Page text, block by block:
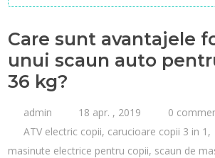
Care sunt avantajele
unui scaun auto
36 kg?
admin 18 apr. , 2019 0
ATV electric copii, carucioare copii 3 in 1 ,
masinute electrice pentru copii, scaun de